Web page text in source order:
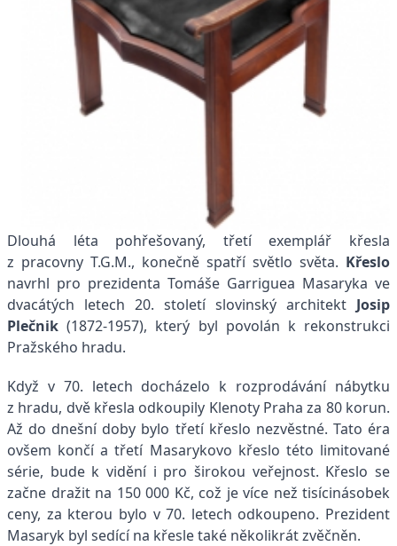
Dlouhá léta pohřešovaný, třetí exemplář křesla
z pracovny T.G.M., konečně spatří světlo světa. Křeslo
navrhl pro prezidenta Tomáše Garriguea Masaryka ve
dvacátých letech 20. století slovinský architekt Josip
Plečnik(1872-1957), který byl povolán k rekonstrukci
Pražského hradu.
Když v 70. letech docházelo k rozprodávání nábytku
z hradu, dvě křesla odkoupily Klenoty Praha za 80 korun.
Až do dnešní doby bylo třetí křeslo nezvěstné. Tato éra
ovšem končí a třetí Masarykovo křeslo této limitované
série, bude k vidění i pro širokou veřejnost. Křeslo se
začne dražit na 150 000 Kč, což je více než tisícinásobek
ceny, za kterou bylo v 70. letech odkoupeno. Prezident
Masaryk byl sedící na křesle také několikrát zvěčněn.